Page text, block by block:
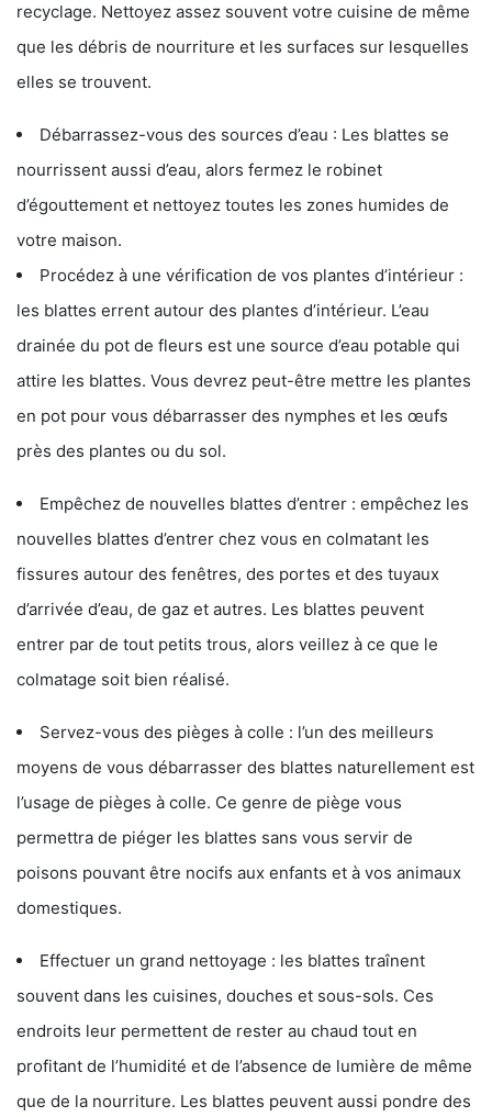
recyclage. Nettoyez assez souvent votre cuisine de même
que les débris de nourriture et les surfaces sur lesquelles
elles se trouvent.
Débarrassez-vous des sources d’eau : Les blattes se
nourrissent aussi d’eau, alors fermez le robinet
d’égouttement et nettoyez toutes les zones humides de
votre maison.
Procédez à une vérification de vos plantes d’intérieur :
les blattes errent autour des plantes d’intérieur. L’eau
drainée du pot de fleurs est une source d’eau potable qui
attire les blattes. Vous devrez peut-être mettre les plantes
en pot pour vous débarrasser des nymphes et les œufs
près des plantes ou du sol.
Empêchez de nouvelles blattes d’entrer : empêchez les
nouvelles blattes d’entrer chez vous en colmatant les
fissures autour des fenêtres, des portes et des tuyaux
d’arrivée d’eau, de gaz et autres. Les blattes peuvent
entrer par de tout petits trous, alors veillez à ce que le
colmatage soit bien réalisé.
Servez-vous des pièges à colle : l’un des meilleurs
moyens de vous débarrasser des blattes naturellement est
l’usage de pièges à colle. Ce genre de piège vous
permettra de piéger les blattes sans vous servir de
poisons pouvant être nocifs aux enfants et à vos animaux
domestiques.
Effectuer un grand nettoyage : les blattes traînent
souvent dans les cuisines, douches et sous-sols. Ces
endroits leur permettent de rester au chaud tout en
profitant de l’humidité et de l’absence de lumière de même
que de la nourriture. Les blattes peuvent aussi pondre des